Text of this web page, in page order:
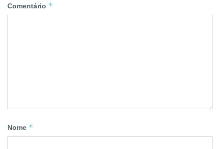
Comentário *
Nome *